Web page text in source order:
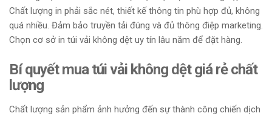
Chất lượng in phải sắc nét, thiết kế thông tin phù hợp đủ, không
quá nhiều. Đảm bảo truyền tải đúng và đủ thông điệp marketing.
Chọn cơ sở in túi vải không dệt uy tín lâu năm để đặt hàng.
Bí quyết mua túi vải không dệt giá rẻ chất
lượng
Chất lượng sản phẩm ảnh hưởng đến sự thành công chiến dịch